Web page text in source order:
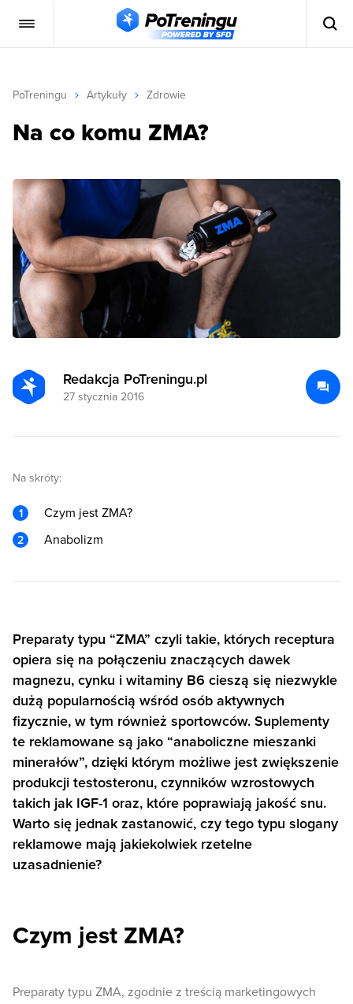
PoTreningu Artykuły Zdrowie
Na co komu ZMA?
Redakcja PoTreningu.pl
27 stycznia 2016
Na skróty:
Czym jest ZMA?
Anabolizm
Preparaty typu “ZMA” czyli takie, których receptura
opiera się na połączeniu znaczących dawek
magnezu, cynku i witaminy B6 cieszą się niezwykle
dużą popularnością wśród osób aktywnych
fizycznie, w tym również sportowców. Suplementy
te reklamowane są jako “anaboliczne mieszanki
minerałów”, dzięki którym możliwe jest zwiększenie
produkcji testosteronu, czynników wzrostowych
takich jak IGF-1 oraz, które poprawiają jakość snu.
Warto się jednak zastanowić, czy tego typu slogany
reklamowe mają jakiekolwiek rzetelne
uzasadnienie?
Czym jest ZMA?
Preparaty typu ZMA, zgodnie z treścią marketingowych